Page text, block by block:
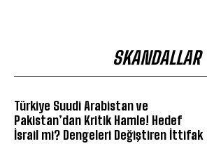
SKANDALLAR
Türkiye Suudi Arabistan ve
Pakistan’dan Kritik Hamle! Hedef
İsrail mi? Dengeleri Değiştiren İttifak